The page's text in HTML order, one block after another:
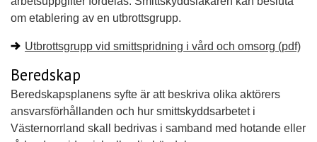
om etablering av en utbrottsgrupp.
Utbrottsgrupp vid smittspridning i vård och omsorg (pdf)
Beredskap
Beredskapsplanens syfte är att beskriva olika aktörers
ansvarsförhållanden och hur smittskyddsarbetet i
Västernorrland skall bedrivas i samband med hotande eller